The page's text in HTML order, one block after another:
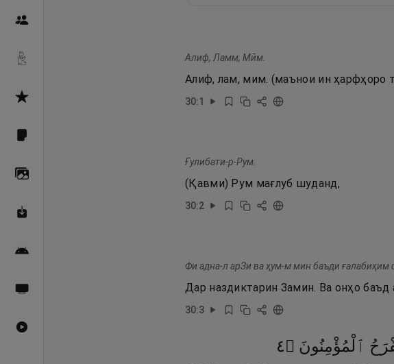
Алиф, Ламм, Мӣм.
Алиф, лам, мим. (маънои ин ҳарфҳоро
30:1
Ғулибати-р-Рум.
(Қавми) Рум мағлуб шуданд,
30:2
Фи адна-л арЗи ва ҳум-м мин баъди ғалабиҳим
Дар наздиктарин Замин. Ва онҳо баъд
30:3
ٱلْمُؤْمِنُونَ ۝٤